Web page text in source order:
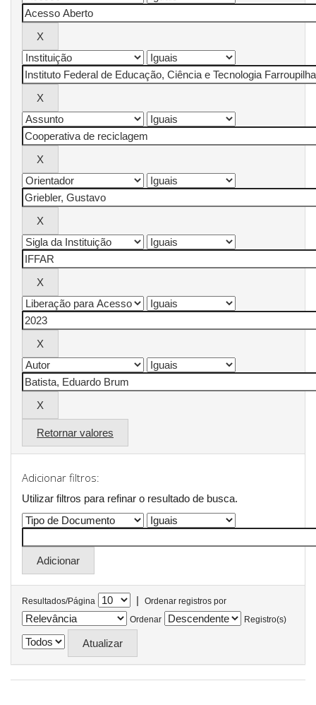
Retornar valores
Adicionar filtros:
Utilizar filtros para refinar o resultado de busca.
Resultados/Página |
Ordenar registros por
Ordenar
Registro(s)